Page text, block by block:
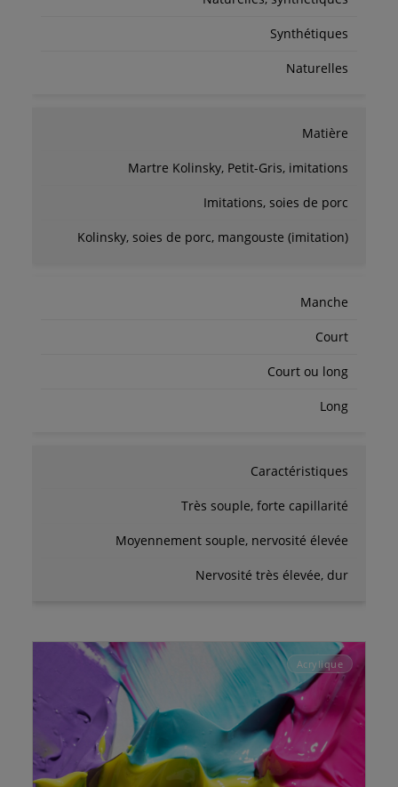
Synthétiques
Naturelles
Matière
Martre Kolinsky, Petit-Gris, imitations
Imitations, soies de porc
Kolinsky, soies de porc, mangouste (imitation)
Manche
Court
Court ou long
Long
Caractéristiques
Très souple, forte capillarité
Moyennement souple, nervosité élevée
Nervosité très élevée, dur
Acrylique